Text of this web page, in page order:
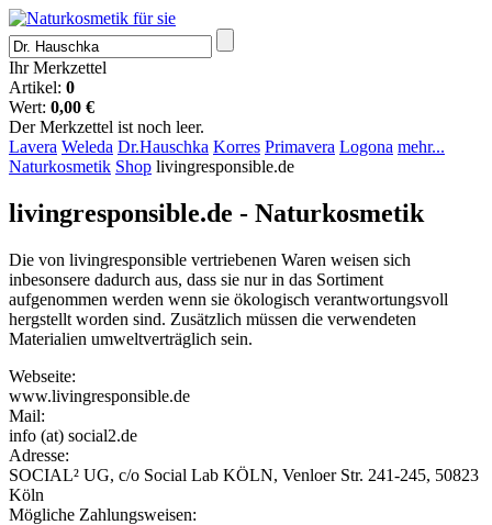
Ihr Merkzettel
Artikel: 0
Wert: 0,00 €
Der Merkzettel ist noch leer.
Lavera Weleda Dr.Hauschka Korres Primavera Logona mehr...
Naturkosmetik Shop livingresponsible.de
livingresponsible.de - Naturkosmetik
Die von livingresponsible vertriebenen Waren weisen sich
inbesonsere dadurch aus, dass sie nur in das Sortiment
aufgenommen werden wenn sie ökologisch verantwortungsvoll
hergstellt worden sind. Zusätzlich müssen die verwendeten
Materialien umweltverträglich sein.
Webseite:
www.livingresponsible.de
Mail:
info (at) social2.de
Adresse:
SOCIAL² UG, c/o Social Lab KÖLN, Venloer Str. 241-245, 50823
Köln
Mögliche Zahlungsweisen: